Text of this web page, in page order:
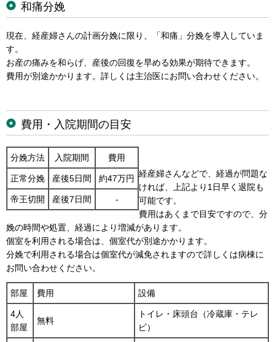
和痛分娩
現在、経産婦さんの計画分娩に限り、「和痛」分娩を導入していま
す。
お産の痛みを和らげ、産後の回復を早める効果が期待できます。
費用が別途かかります。詳しくは主治医にお問い合わせください。
費用・入院期間の目安
分娩方法 入院期間 費用
正常分娩 産後5日間 約47万円
帝王切開 産後7日間 -
経産婦さんなどで、経過が問題な
ければ、上記より1日早く退院も
可能です。
費用はあくまで目安ですので、分
娩の時間や処置、経過により増減があります。
個室を利用される場合は、個室代が別途かかります。
分娩で利用される場合は個室代が減免されますので詳しくは病棟に
お問い合わせください。
部屋 費用 設備
4人
部屋
無料
トイレ・床頭台（冷蔵庫・テレ
ビ）